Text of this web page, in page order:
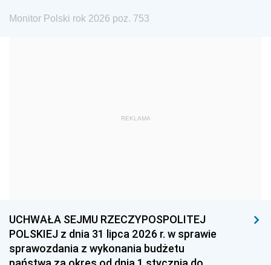
1975 1974
1959
1939 1938 1937
1936 1930
Monitor Polski rok 2026 poz. 753
REKLAMA
UCHWAŁA SEJMU RZECZYPOSPOLITEJ
POLSKIEJ z dnia 31 lipca 2026 r. w sprawie
sprawozdania z wykonania budżetu